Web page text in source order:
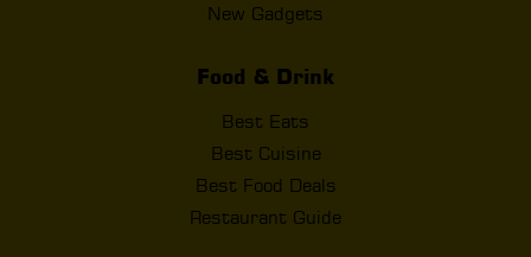
New Gadgets
Food & Drink
Best Eats
Best Cuisine
Best Food Deals
Restaurant Guide